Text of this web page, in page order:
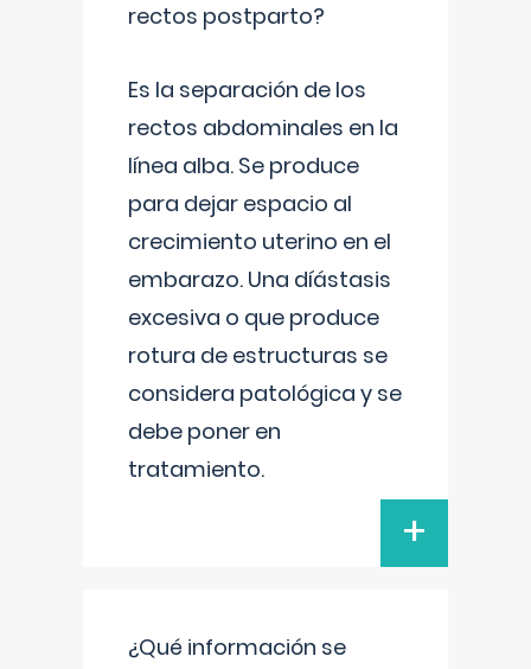
rectos postparto?
Es la separación de los
rectos abdominales en la
línea alba. Se produce
para dejar espacio al
crecimiento uterino en el
embarazo. Una díástasis
excesiva o que produce
rotura de estructuras se
considera patológica y se
debe poner en
tratamiento.
+
¿Qué información se